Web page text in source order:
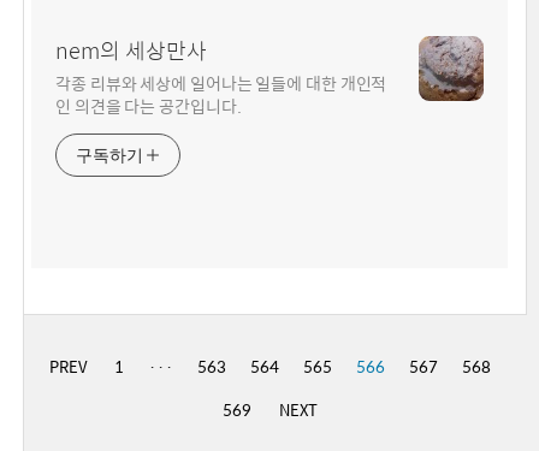
nem의 세상만사
각종 리뷰와 세상에 일어나는 일들에 대한 개인적
인 의견을 다는 공간입니다.
구독하기
PREV 1 ··· 563 564 565 566 567
568
569
NEXT